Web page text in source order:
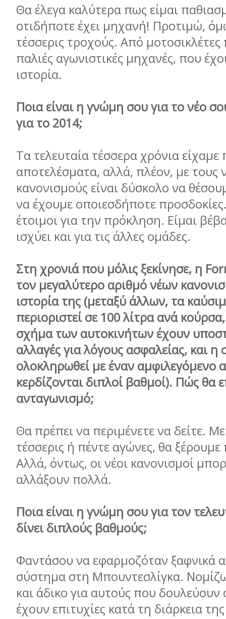
Θα έλεγα καλύτερα πως είμαι
οτιδήποτε έχει μηχανή! Προτιμώ,
τέσσερις τροχούς. Από μοτοσικλέτες
παλιές αγωνιστικές μηχανές, που
ιστορία.
Ποια είναι η γνώμη σου για το νέο
για το 2014;
Τα τελευταία τέσσερα χρόνια
αποτελέσματα, αλλά, πλέον, με τους
κανονισμούς είναι δύσκολο να
να έχουμε οποιεσδήποτε
έτοιμοι για την πρόκληση. Είμαι
ισχύει και για τις άλλες ομάδες.
Στη χρονιά που μόλις ξεκίνησε, η
τον μεγαλύτερο αριθμό νέων
ιστορία της (μεταξύ άλλων, τα
περιοριστεί σε 100 λίτρα ανά
σχήμα των αυτοκινήτων έχουν
αλλαγές για λόγους ασφαλείας, και η
ολοκληρωθεί με έναν αμφιλεγόμενο
κερδίζονται διπλοί βαθμοί). Πώς θα
ανταγωνισμό;
Θα πρέπει να περιμένετε να δείτε.
τέσσερις ή πέντε αγώνες, θα
Αλλά, όντως, οι νέοι κανονισμοί
αλλάξουν πολλά.
Ποια είναι η γνώμη σου για τον
δίνει διπλούς βαθμούς;
Φαντάσου να εφαρμοζόταν ξαφνικά
σύστημα στη Μπουντεσλίγκα.
και άδικο για αυτούς που δουλεύουν
έχουν επιτυχίες κατά τη διάρκεια